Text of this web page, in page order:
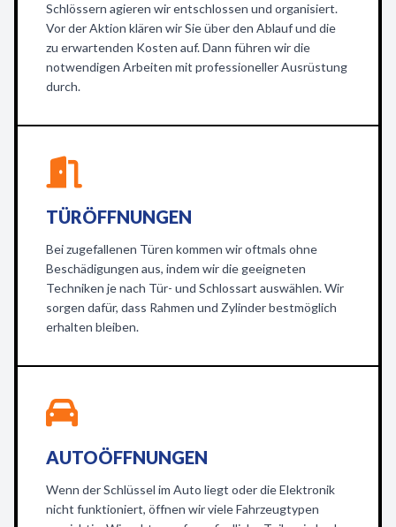
Schlössern agieren wir entschlossen und organisiert.
Vor der Aktion klären wir Sie über den Ablauf und die
zu erwartenden Kosten auf. Dann führen wir die
notwendigen Arbeiten mit professioneller Ausrüstung
durch.
TÜRÖFFNUNGEN
Bei zugefallenen Türen kommen wir oftmals ohne
Beschädigungen aus, indem wir die geeigneten
Techniken je nach Tür- und Schlossart auswählen. Wir
sorgen dafür, dass Rahmen und Zylinder bestmöglich
erhalten bleiben.
AUTOÖFFNUNGEN
Wenn der Schlüssel im Auto liegt oder die Elektronik
nicht funktioniert, öffnen wir viele Fahrzeugtypen